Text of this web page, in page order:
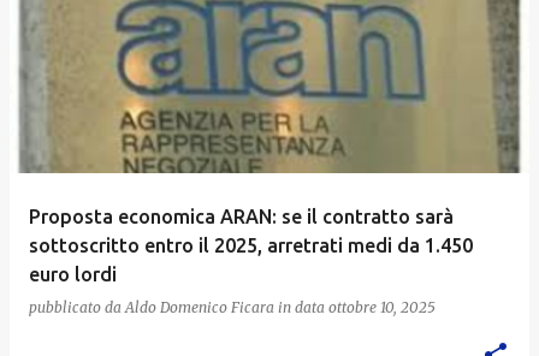
Proposta economica ARAN: se il contratto sarà
sottoscritto entro il 2025, arretrati medi da 1.450
euro lordi
pubblicato da Aldo Domenico Ficara in data ottobre 10, 2025